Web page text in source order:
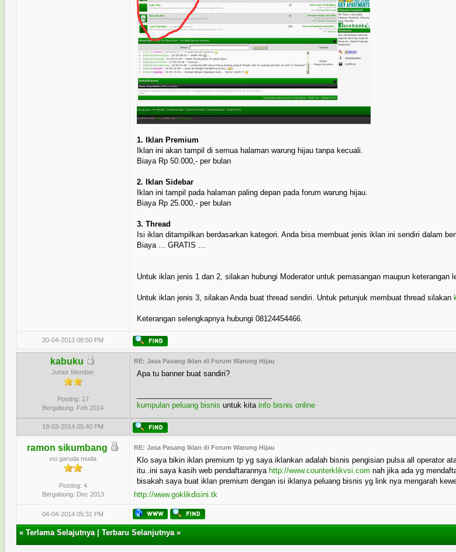
1. Iklan Premium
Iklan ini akan tampil di semua halaman warung hijau tanpa kecuali.
Biaya Rp 50.000,- per bulan
2. Iklan Sidebar
Iklan ini tampil pada halaman paling depan pada forum warung hijau.
Biaya Rp 25.000,- per bulan
3. Thread
Isi iklan ditampilkan berdasarkan kategori. Anda bisa membuat jenis iklan ini sendiri dalam
Biaya ... GRATIS ...
Untuk iklan jenis 1 dan 2, silakan hubungi Moderator untuk pemasangan maupun keterangan
Untuk iklan jenis 3, silakan Anda buat thread sendiri. Untuk petunjuk membuat thread silakan
Keterangan selengkapnya hubungi 08124454466.
20-04-2013 08:50 PM
kabuku
Junior Member
Posting: 17
Bergabung: Feb 2014
RE: Jasa Pasang Iklan di Forum Warung Hijau
Apa tu banner buat sandiri?
kumpulan peluang bisnis untuk kitainfo bisnis online
18-03-2014 05:40 PM
ramon sikumbang
vsi garuda muda
Posting: 4
Bergabung: Dec 2013
RE: Jasa Pasang Iklan di Forum Warung Hijau
Klo saya bikin iklan premium tp yg saya iklankan adalah bisnis pengisian pulsa all operator
itu..ini saya kasih web pendaftarannya http://www.counterklikvsi.com nah jika ada yg
bisakah saya buat iklan premium dengan isi iklanya peluang bisnis yg link nya mengarah
http://www.goklikdisini.tk
04-04-2014 05:31 PM
«Terlama Selajutnya|Terbaru Selanjutnya»